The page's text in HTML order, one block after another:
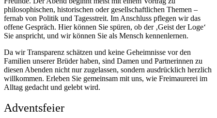
philosophischen, historischen oder gesellschaftlichen Themen –
fernab von Politik und Tagesstreit. Im Anschluss pflegen wir das
offene Gespräch. Hier können Sie spüren, ob der ‚Geist der Loge‘
Sie anspricht, und wir können Sie als Mensch kennenlernen.
Da wir Transparenz schätzen und keine Geheimnisse vor den
Familien unserer Brüder haben, sind Damen und Partnerinnen zu
diesen Abenden nicht nur zugelassen, sondern ausdrücklich herzlich
willkommen. Erleben Sie gemeinsam mit uns, wie Freimaurerei im
Alltag gedacht und gelebt wird.
Adventsfeier